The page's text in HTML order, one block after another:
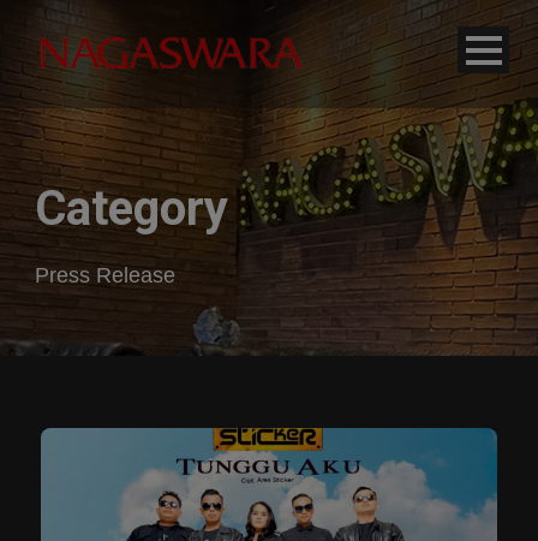
Category
Press Release
modal-check